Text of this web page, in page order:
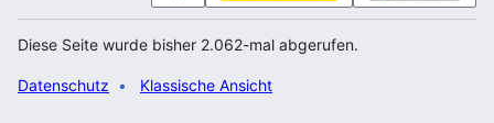
Diese Seite wurde bisher 2.062-mal abgerufen.
Datenschutz Klassische Ansicht